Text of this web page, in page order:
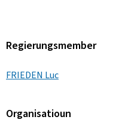
Regierungsmember
FRIEDEN Luc
Organisatioun